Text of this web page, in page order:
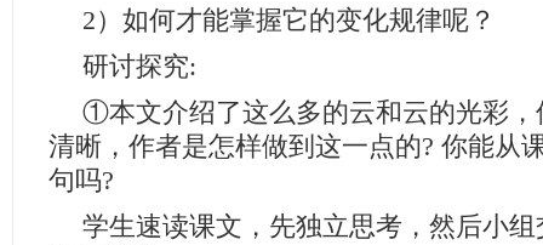
2）如何才能掌握它的变化规律呢？
研讨探究:
①本文介绍了这么多的云和云的光彩，
清晰，作者是怎样做到这一点的? 你能从
句吗?
学生速读课文，先独立思考，然后小